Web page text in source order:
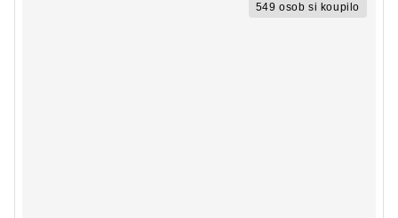
549 osob si koupilo